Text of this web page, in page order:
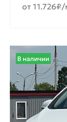
от
В наличии